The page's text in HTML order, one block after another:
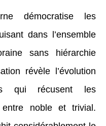
démocratise les
dans l’ensemble
sans hiérarchie
révèle l’évolution
qui récusent les
entre noble et trivial.